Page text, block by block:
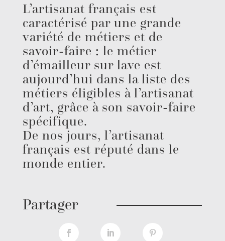
L’artisanat français est
caractérisé par une grande
variété de métiers et de
savoir-faire : le métier
d’émailleur sur lave est
aujourd’hui dans la liste des
métiers éligibles à l’artisanat
d’art, grâce à son savoir-faire
spécifique.
De nos jours, l’artisanat
français est réputé dans le
monde entier.
Partager